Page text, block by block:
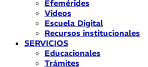
Efemérides
Videos
Escuela Digital
Recursos institucionales
SERVICIOS
Educacionales
Trámites